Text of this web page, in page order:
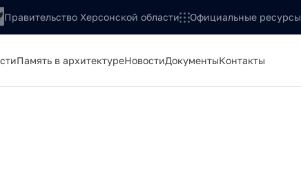
Правительство Херсонской области Официальные ресурсы
Память в архитектуреНовостиДокументыКонтакты